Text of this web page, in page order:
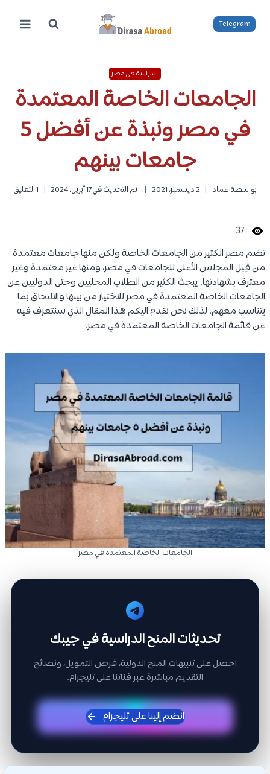
المحتوى
Telegram
الدراسة في مصر
الجامعات الخاصة المعتمدة
في مصر ونبذة عن أفضل 5
جامعات بينهم
بواسطة عماد 2 ديسمبر، 2021 تم التحديث في17 أبريل، 2024 1 التعليق
37
تضم مصر الكثير من الجامعات الخاصة ولكن منها جامعات معتمدة
من قِبل المجلس الأعلى للجامعات في مصر، ومنها غير معتمدة وغير
معترف بشهادتها. يبحث الكثير من الطلاب المحليين وحتى الدوليين عن
الجامعات الخاصة المعتمدة في مصر للاختيار من بينها والالتحاق بما
يتناسب معهم. لذلك نحن نقدم اليكم هذا المقال الذي سنتعرف فيه
عن قائمة الجامعات الخاصة المعتمدة في مصر.
الجامعات الخاصة المعتمدة في مصر
تحديثات المنح الدراسية في جيبك
احصل على تنبيهات المنح الدولية، فرص التمويل، ونصائح
التقديم مباشرة عبر قناتنا على تليجرام.
انضم إلينا على تليجرام